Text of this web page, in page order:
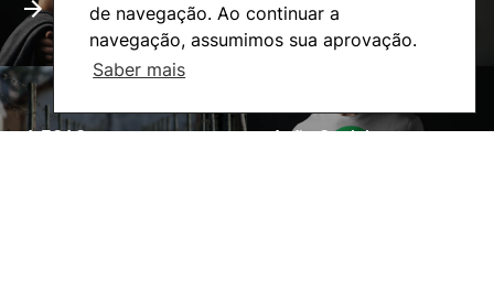
de navegação. Ao continuar a
navegação, assumimos sua aprovação.
Saber mais
A ESAC Ação Social